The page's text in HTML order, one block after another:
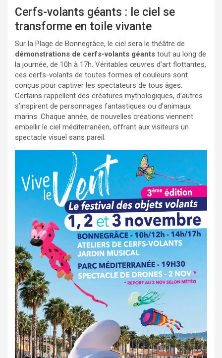
Cerfs-volants géants : le ciel se
transforme en toile vivante
Sur la Plage de Bonnegrâce, le ciel sera le théâtre de
démonstrations de cerfs-volants géants tout au long de
la journée, de 10h à 17h. Véritables œuvres d’art flottantes,
ces cerfs-volants de toutes formes et couleurs sont
conçus pour captiver les spectateurs de tous âges.
Certains rappellent des créatures mythologiques, d’autres
s’inspirent de personnages fantastiques ou d’animaux
marins. Chaque année, de nouvelles créations viennent
embellir le ciel méditerranéen, offrant aux visiteurs un
spectacle visuel sans pareil.